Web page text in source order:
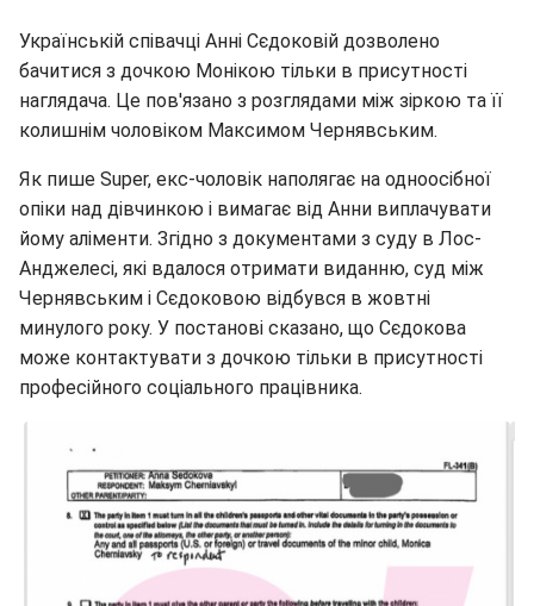
Українській співачці Анні Сєдоковій дозволено
бачитися з дочкою Монікою тільки в присутності
наглядача. Це пов'язано з розглядами між зіркою та її
колишнім чоловіком Максимом Чернявським.
Як пише Super, екс-чоловік наполягає на одноосібної
опіки над дівчинкою і вимагає від Анни виплачувати
йому аліменти. Згідно з документами з суду в Лос-
Анджелесі, які вдалося отримати виданню, суд між
Чернявським і Сєдоковою відбувся в жовтні
минулого року. У постанові сказано, що Сєдокова
може контактувати з дочкою тільки в присутності
професійного соціального працівника.